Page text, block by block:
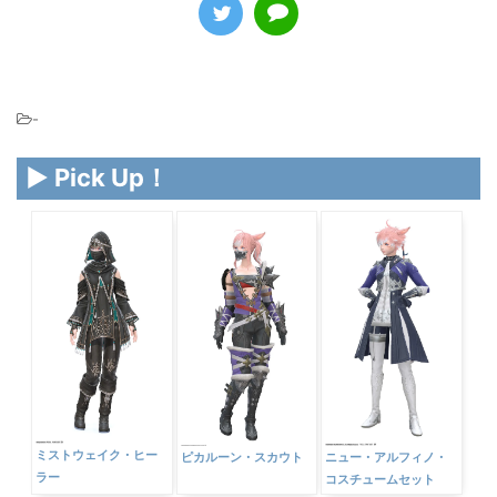
-
▶ Pick Up！
ミストウェイク・ヒー
ラー
ピカルーン・スカウト
ニュー・アルフィノ・
コスチュームセット